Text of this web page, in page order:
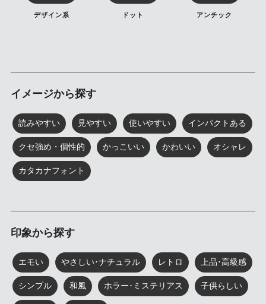
デザイン系 ドット アンチック
イメージから探す
読みやすい 見やすい 使いやすい インパクトある
クセ強め・個性的 かっこいい かわいい オシャレ
カタカナフォント
印象から探す
エモい やさしい･ナチュラル レトロ 上品･高級感
シンプル 和風 ホラー･ミステリアス 子供らしい